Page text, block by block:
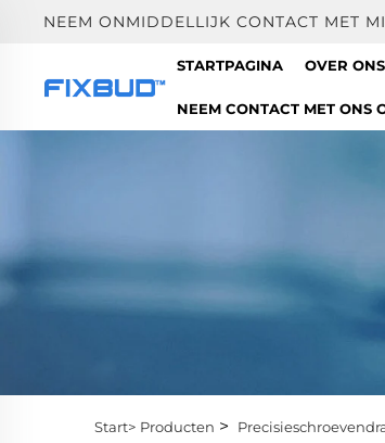
NEEM ONMIDDELLIJK CONTACT MET
STARTPAGINA OVER ONS
NEEM CONTACT MET ONS
Start> Producten >